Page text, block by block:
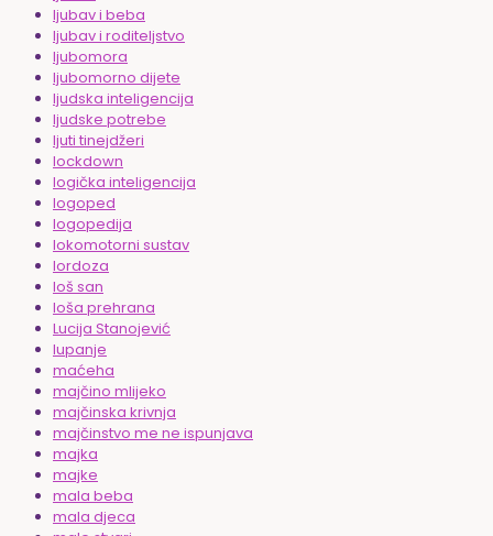
ljubav i beba
ljubav i roditeljstvo
ljubomora
ljubomorno dijete
ljudska inteligencija
ljudske potrebe
ljuti tinejdžeri
lockdown
logička inteligencija
logoped
logopedija
lokomotorni sustav
lordoza
loš san
loša prehrana
Lucija Stanojević
lupanje
maćeha
majčino mlijeko
majčinska krivnja
majčinstvo me ne ispunjava
majka
majke
mala beba
mala djeca